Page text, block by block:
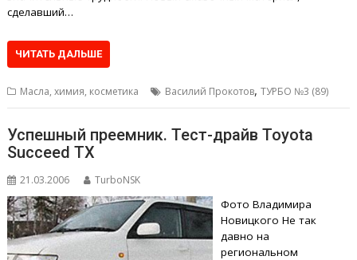
сделавший…
ЧИТАТЬ ДАЛЬШЕ
Масла, химия, косметика Василий Прокотов,ТУРБО №3 (89)
Успешный преемник. Тест-драйв Toyota
Succeed TХ
21.03.2006 TurboNSK
Фото Владимира
Новицкого Не так
давно на
региональном